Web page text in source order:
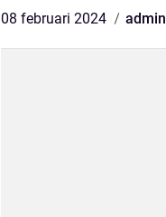
08 februari 2024 admin